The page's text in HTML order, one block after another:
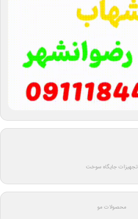
تجهیزات جایگاه سوخت
محصولات مو